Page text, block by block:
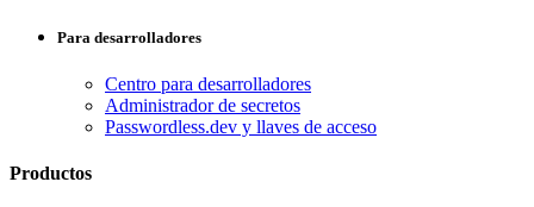
Para desarrolladores
Centro para desarrolladores
Administrador de secretos
Passwordless.dev y llaves de acceso
Productos